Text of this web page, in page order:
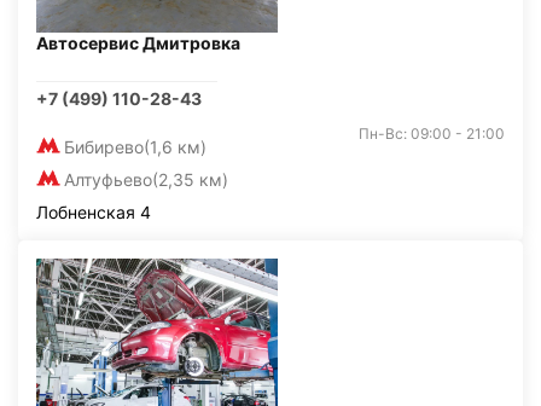
Автосервис Дмитровка
+7 (499) 110-28-43
Бибирево(1,6 км)
Алтуфьево(2,35 км)
Пн-Вс: 09:00 - 21:00
Лобненская 4